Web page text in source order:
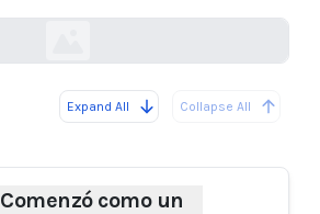
Expand All Collapse All
Comenzó como un